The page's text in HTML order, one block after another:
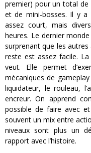
premier) pour un total de
et de mini-bosses. Il y a
assez court, mais
heures. Le dernier
surprenant que les
reste est assez facile.
veut. Elle permet
mécaniques de
liquidateur, le rouleau,
encreur. On apprend
possible de faire avec
souvent un mix entre
niveaux sont plus un
rapport avec l’histoire.